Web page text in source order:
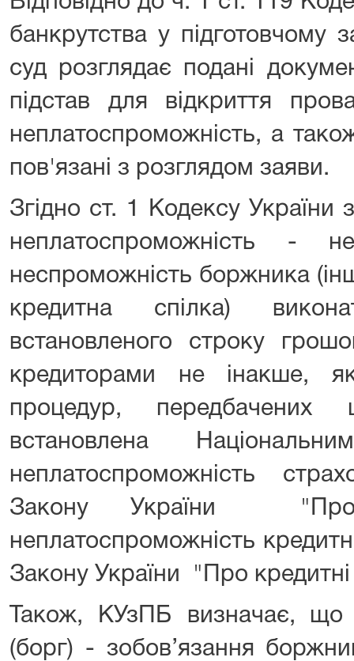
банкрутства у підготовчому
суд розглядає подані
підстав для відкриття
неплатоспроможність, а
пов'язані з розглядом заяви.
Згідно ст. 1 Кодексу України
неплатоспроможність -
неспроможність боржника
кредитна спілка)
встановленого строку
кредиторами не інакше,
процедур,
встановлена
неплатоспроможність
Закону України "Про
неплатоспроможність
Закону України "Про кредитні
Також, КУзПБ визначає, що
(борг) - зобов’язання